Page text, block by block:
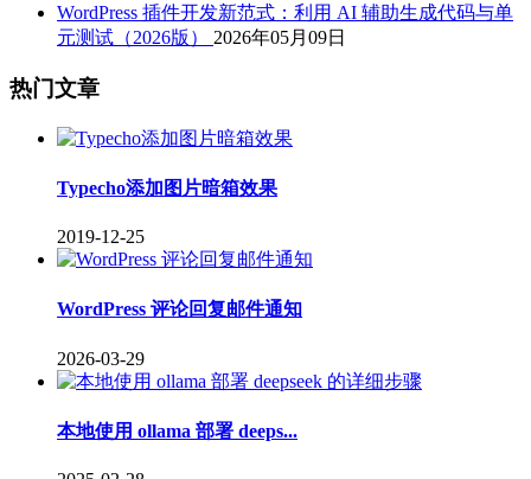
WordPress 插件开发新范式：利用 AI 辅助生成代码与单
元测试（2026版） 2026年05月09日
热门文章
Typecho添加图片暗箱效果
2019-12-25
WordPress 评论回复邮件通知
2026-03-29
本地使用 ollama 部署 deeps...